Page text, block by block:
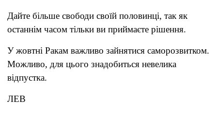
Дайте більше свободи своїй половинці, так як
останнім часом тільки ви приймаєте рішення.
У жовтні Ракам важливо зайнятися саморозвитком.
Можливо, для цього знадобиться невелика
відпустка.
ЛЕВ